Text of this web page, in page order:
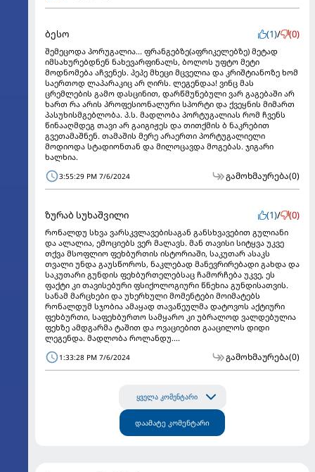
ბესო (1)/ (0)
შემეცოდა პორუგალია... ფრანგებზე(აფრიკელებზე) მეტად
იმსახურებდნენ ნახევარფინალს, ბოლოს უფტო მეტი
მოდნომება აჩვენეს. პეპე მხეცი მცველია და კრიშტიანოზე ხომ
საერთოდ ლაპარაკიც არ ღირს. ლეგენდაა! ვინც მას
ცრემლების გამო დასცინით, დარწმუნებული ვარ გაგებაში არ
ხართ რა არის პროფესიონალური სპორტი და ქვეყნის მიმართ
პასუხისმგებლობა. პ.ს. მადლობა პორტუგალიას რომ ჩვენს
წინააღმდეგ თავი არ გაიგიჟეს და თითქმის ბ ნაკრებით
გვეთამაშნენ. თამაშის მერე არაერთი პორტუგალიელი
მოდიოდა სტადიონთან და მილოცავდა მოგებას. ჯიგარი
ხალხია.
3:55:29 PM 7/6/2024 გამოხმაურება(0)
ზურაბ სუხაშვილი (1)/ (0)
რონალდუ სხვა ვარსკვლავებისაგან განსხვავებით გულიანი
და ალალია, ემოციებს ვერ მალავს. მან თავისი სიტყვა უკვე
თქვა მსოფლიო ფეხბურთის ისტორიაში, საკუთარ ასაკს
თვალი უნდა გაუსწოროს, ნაკლებად მანევრირებადი გახდა და
საკუთარი გუნდის ფეხბურთელებსაც ჩამორჩება უკვე, ეს
ფაქტი კი თავისებური ფსიქოლოგიური წნეხია გუნდისათვის.
სანამ მარცხები და უხერხული მომენტები მოიმატებს
რონალდუმ სჯობია ამაყად თავაწეულმა დატოვოს აქტიური
ფეხბურთი, საფეხბურთო სამყარო კი უბრალოდ ვალდებულია
ფეხზე ამდგარმა ტაშით და ოვაციებით გააცილოს დიდი
ლეგენდა. მადლობა როლანდუ....
1:33:28 PM 7/6/2024 გამოხმაურება(0)
ყველა კომენტარი
დაამატე კომენტარი